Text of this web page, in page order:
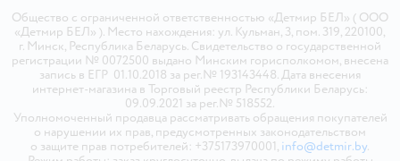
Общество с ограниченной ответственностью «Детмир БЕЛ» ( ООО
«Детмир БЕЛ» ). Место нахождения: ул. Кульман, 3, пом. 319, 220100,
г. Минск, Республика Беларусь. Свидетельство о государственной
регистрации № 0072500 выдано Минским горисполкомом, внесена
запись в ЕГР 01.10.2018 за рег.№ 193143448. Дата внесения
интернет-магазина в Торговый реестр Республики Беларусь:
09.09.2021 за рег.№ 518552.
Уполномоченный продавца рассматривать обращения покупателей
о нарушении их прав, предусмотренных законодательством
о защите прав потребителей: +375173970001, info@detmir.by.